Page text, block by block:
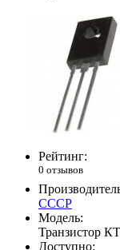
Рейтинг:
0 отзывов
СССР
Модель:
Транзистор
Доступно: